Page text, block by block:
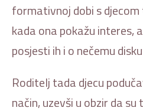
formativnoj dobi s
kada ona pokažu interes,
posjesti ih i o nečemu
Roditelj tada djecu
način, uzevši u obzir da